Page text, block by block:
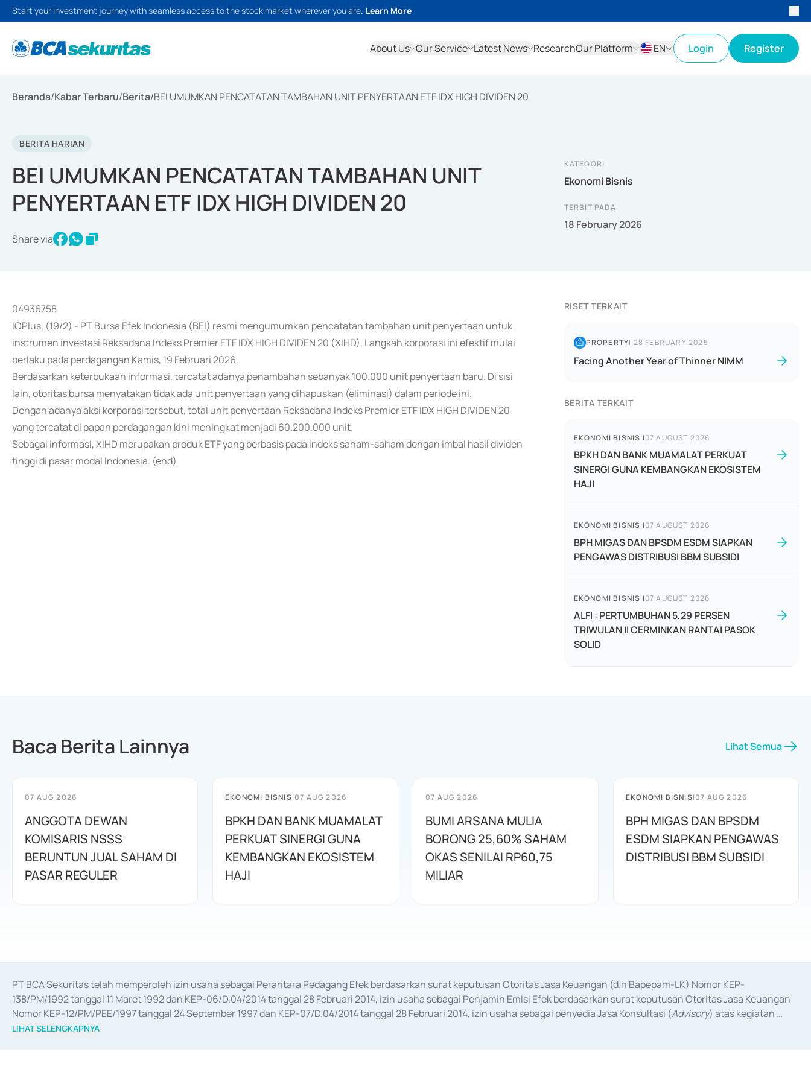
Start your investment journey with seamless access to the stock market wherever you are. Learn More
About Us Our Service Latest News ResearchOur Platform
EN
Login Register
Beranda/Kabar Terbaru/Berita/BEI UMUMKAN PENCATATAN TAMBAHAN UNIT PENYERTAAN ETF IDX HIGH DIVIDEN 20
BERITA HARIAN
BEI UMUMKAN PENCATATAN TAMBAHAN UNIT
PENYERTAAN ETF IDX HIGH DIVIDEN 20
Share via
KATEGORI
Ekonomi Bisnis
TERBIT PADA
18 February 2026
04936758
IQPlus, (19/2) - PT Bursa Efek Indonesia (BEI) resmi mengumumkan pencatatan tambahan unit penyertaan untuk
instrumen investasi Reksadana Indeks Premier ETF IDX HIGH DIVIDEN 20 (XIHD). Langkah korporasi ini efektif mulai
berlaku pada perdagangan Kamis, 19 Februari 2026.
Berdasarkan keterbukaan informasi, tercatat adanya penambahan sebanyak 100.000 unit penyertaan baru. Di sisi
lain, otoritas bursa menyatakan tidak ada unit penyertaan yang dihapuskan (eliminasi) dalam periode ini.
Dengan adanya aksi korporasi tersebut, total unit penyertaan Reksadana Indeks Premier ETF IDX HIGH DIVIDEN 20
yang tercatat di papan perdagangan kini meningkat menjadi 60.200.000 unit.
Sebagai informasi, XIHD merupakan produk ETF yang berbasis pada indeks saham-saham dengan imbal hasil dividen
tinggi di pasar modal Indonesia. (end)
RISET TERKAIT
PROPERTY| 28 FEBRUARY 2025
Facing Another Year of Thinner NIMM
BERITA TERKAIT
EKONOMI BISNIS |07 AUGUST 2026
BPKH DAN BANK MUAMALAT PERKUAT
SINERGI GUNA KEMBANGKAN EKOSISTEM
HAJI
EKONOMI BISNIS |07 AUGUST 2026
BPH MIGAS DAN BPSDM ESDM SIAPKAN
PENGAWAS DISTRIBUSI BBM SUBSIDI
EKONOMI BISNIS |07 AUGUST 2026
ALFI : PERTUMBUHAN 5,29 PERSEN
TRIWULAN II CERMINKAN RANTAI PASOK
SOLID
Baca Berita Lainnya Lihat Semua
07 AUG 2026
ANGGOTA DEWAN
KOMISARIS NSSS
BERUNTUN JUAL SAHAM DI
PASAR REGULER
EKONOMI BISNIS|07 AUG 2026
BPKH DAN BANK MUAMALAT
PERKUAT SINERGI GUNA
KEMBANGKAN EKOSISTEM
HAJI
07 AUG 2026
BUMI ARSANA MULIA
BORONG 25,60% SAHAM
OKAS SENILAI RP60,75
MILIAR
EKONOMI BISNIS|07 AUG 2026
BPH MIGAS DAN BPSDM
ESDM SIAPKAN PENGAWAS
DISTRIBUSI BBM SUBSIDI
PT BCA Sekuritas telah memperoleh izin usaha sebagai Perantara Pedagang Efek berdasarkan surat keputusan Otoritas Jasa Keuangan (d.h Bapepam-LK) Nomor KEP-
138/PM/1992 tanggal 11 Maret 1992 dan KEP-06/D.04/2014 tanggal 28 Februari 2014, izin usaha sebagai Penjamin Emisi Efek berdasarkan surat keputusan Otoritas Jasa Keuangan
Nomor KEP-12/PM/PEE/1997 tanggal 24 September 1997 dan KEP-07/D.04/2014 tanggal 28 Februari 2014, izin usaha sebagai penyedia Jasa Konsultasi (Advisory) atas kegiatan
merger, akuisisi, divestasi, dan
LIHAT SELENGKAPNYA